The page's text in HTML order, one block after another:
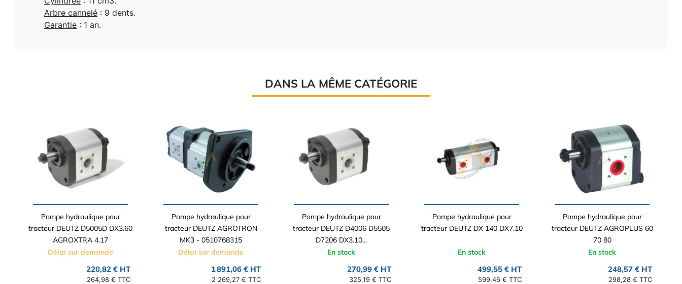
Arbre cannelé : 9 dents.
Garantie : 1 an.
DANS LA MÊME CATÉGORIE
Pompe hydraulique pour
tracteur DEUTZ D5005D DX3.60
AGROXTRA 4.17
Délai sur demande
220,82 € HT
264,98 € TTC
Pompe hydraulique pour
tracteur DEUTZ AGROTRON
MK3 - 0510768315
Délai sur demande
1 891,06 € HT
2 269,27 € TTC
Pompe hydraulique pour
tracteur DEUTZ D4006 D5505
D7206 DX3.10...
En stock
270,99 € HT
325,19 € TTC
Pompe hydraulique pour
tracteur DEUTZ DX 140 DX7.10
En stock
499,55 € HT
599,46 € TTC
Pompe hydraulique pour
tracteur DEUTZ AGROPLUS 60
70 80
En stock
248,57 € HT
298,28 € TTC